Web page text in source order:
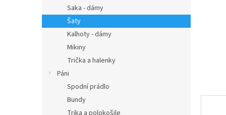
e
l
Saka - dámy
Šaty
Kalhoty - dámy
Mikiny
Trička a halenky
Páni
Spodní prádlo
Bundy
Trika a polokošile